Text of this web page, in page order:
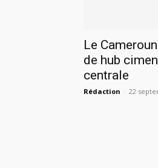
Le
de hub
centrale
Rédaction - 22